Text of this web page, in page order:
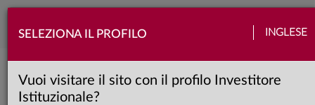
SELEZIONA IL PROFILO INGLESE
Vuoi visitare il sito con il profilo Investitore
Istituzionale?
3 minuti